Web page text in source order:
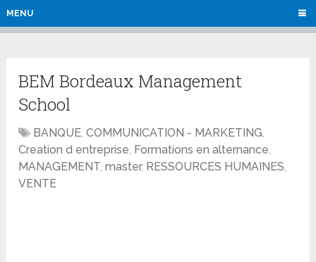
MENU
BEM Bordeaux Management
School
BANQUE,COMMUNICATION - MARKETING,
Creation d entreprise, Formations en alternance,
MANAGEMENT,master, RESSOURCES HUMAINES,
VENTE